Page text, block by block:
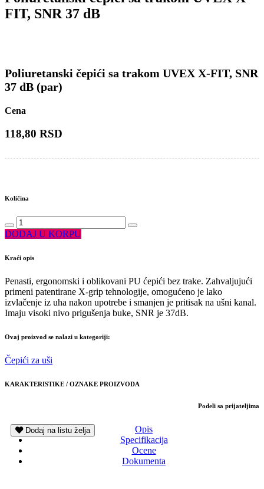
FIT, SNR 37 dB
Poliuretanski čepići sa trakom UVEX X-FIT, SNR
37 dB (par)
Cena
118,80 RSD
Količina
DODAJ U KORPU
Kraći opis
Penasti, ergonomski i oblikovani PU ćepići bez trake. Zahvaljujući
primeni patentirane X-grip tehnologije, omogućeno je lako
izvlačenje iz uha nakon upotrebe i smanjen je pritisak na ušni kanal.
Imaju visoki nivo prigušenja buke, SNR je 37dB.
Ovaj proizvod se nalazi u kategoriji:
Čepići za uši
KARAKTERISTIKE / OZNAKE PROIZVODA
Podeli sa prijateljima
Dodaj na listu želja
Opis
Specifikacija
Ocene
Dokumenta